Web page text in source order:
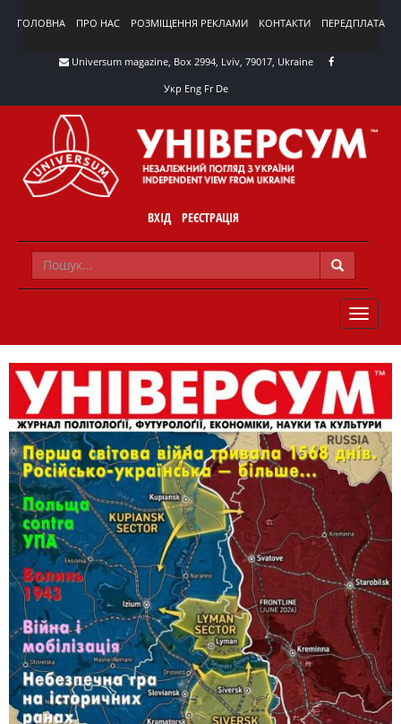
ГОЛОВНА ПРО НАС РОЗМІЩЕННЯ РЕКЛАМИ КОНТАКТИ ПЕРЕДПЛАТА
Universum magazine, Box 2994, Lviv, 79017, Ukraine
Укр Eng Fr De
ВХІД РЕЄСТРАЦІЯ
TOGGLE